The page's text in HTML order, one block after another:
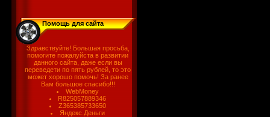
Помощь для сайта
Здравствуйте! Большая просьба,
помогите пожалуйста в развитии
данного сайта, даже если вы
переведети по пять рублей, то это
может хорошо помочь! За ранее
Вам большое спасибо!!!
WebMoney
R825057889346
Z365385733650
Яндекс.Деньги